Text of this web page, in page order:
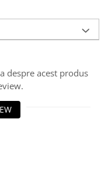
despre acest produs